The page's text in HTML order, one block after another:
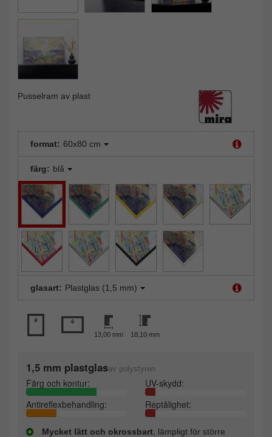
Pusselram av plast
format: 60x80 cm
färg: blå
glasart: Plastglas (1,5 mm)
13,00 mm 18,10 mm
1,5 mm plastglasav polystyren
Färg och kontur:
UV-skydd:
Antireflexbehandling:
Reptålighet:
Mycket lätt och okrossbart , lämpligt för större